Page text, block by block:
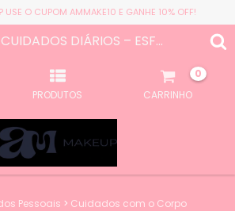
USE O CUPOM AMMAKE10 E GANHE 10% OFF!
KIT DIA A DIA CUIDADOS DIÁRIOS – ESFOLIANTE, HIDRATANTE E SABONETE | LABOTRAT ROSTO E CORPO
PRODUTOS CARRINHO
0
Pessoais > Cuidados com o Corpo